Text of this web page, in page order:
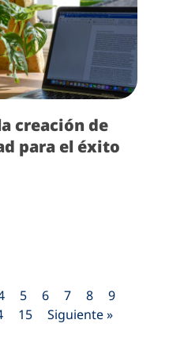
creación de
para el éxito
5 6 7 8
9
15 Siguiente »